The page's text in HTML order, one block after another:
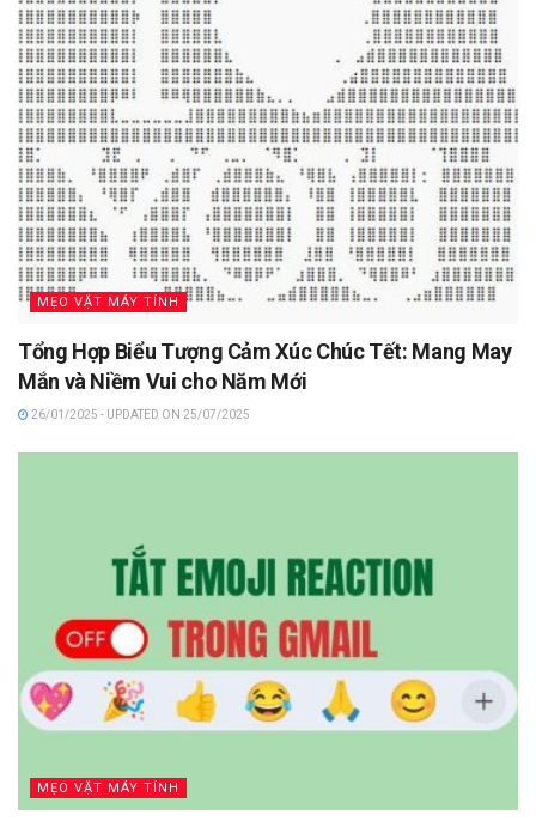
MẸO VẶT MÁY TÍNH
Tổng Hợp Biểu Tượng Cảm Xúc Chúc Tết: Mang May
Mắn và Niềm Vui cho Năm Mới
26/01/2025 - UPDATED ON 25/07/2025
MẸO VẶT MÁY TÍNH